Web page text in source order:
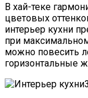
В хай-теке
цветовых
интерьер кухни
при
можно повесить
горизонтальные